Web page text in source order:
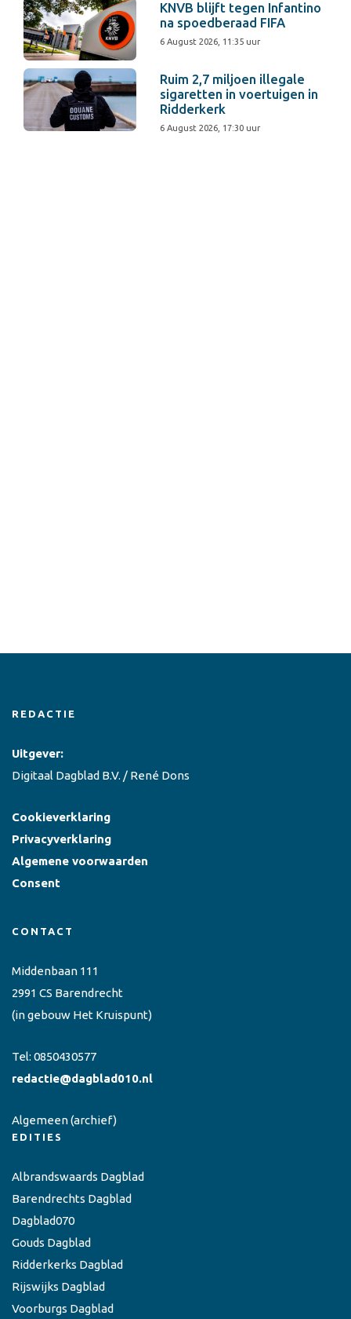
KNVB blijft tegen Infantino
na spoedberaad FIFA
6 August 2026, 11:35 uur
Ruim 2,7 miljoen illegale
sigaretten in voertuigen in
Ridderkerk
6 August 2026, 17:30 uur
REDACTIE
Uitgever:
Digitaal Dagblad B.V. / René Dons
Cookieverklaring
Privacyverklaring
Algemene voorwaarden
Consent
CONTACT
Middenbaan 111
2991 CS Barendrecht
(in gebouw Het Kruispunt)
Tel: 0850430577
redactie@dagblad010.nl
Algemeen(archief)
EDITIES
Albrandswaards Dagblad
Barendrechts Dagblad
Dagblad070
Gouds Dagblad
Ridderkerks Dagblad
Rijswijks Dagblad
Voorburgs Dagblad